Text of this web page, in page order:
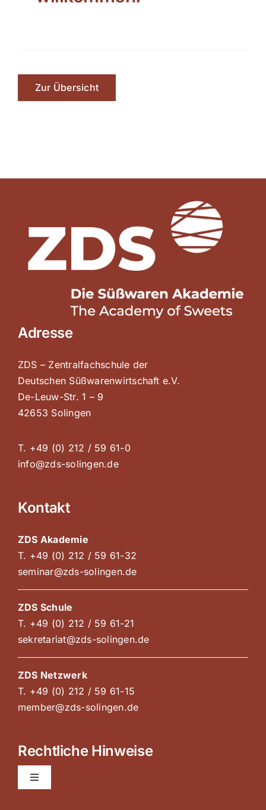
Zur Übersicht
Adresse
ZDS – Zentralfachschule der
Deutschen Süßwarenwirtschaft e.V.
De-Leuw-Str. 1 – 9
42653 Solingen
T. +49 (0) 212 / 59 61-0
info@zds-solingen.de
Kontakt
ZDS Akademie
T. +49 (0) 212 / 59 61-32
seminar@zds-solingen.de
ZDS Schule
T. +49 (0) 212 / 59 61-21
sekretariat@zds-solingen.de
ZDS Netzwerk
T. +49 (0) 212 / 59 61-15
member@zds-solingen.de
Rechtliche Hinweise
Toggle